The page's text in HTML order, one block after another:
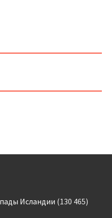
Исландии (130 465)